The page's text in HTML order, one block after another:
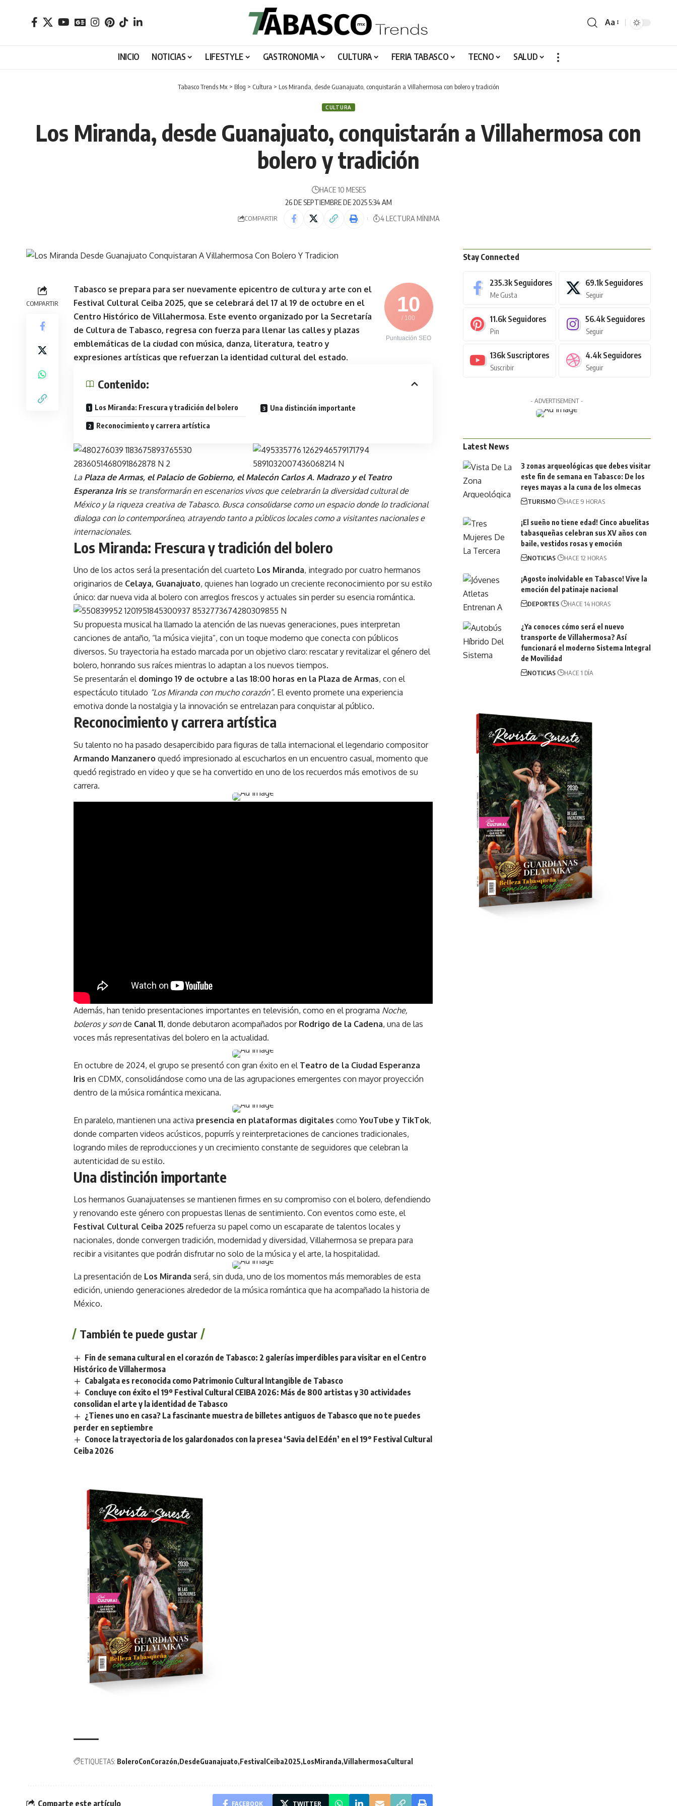
Aa
INICIO NOTICIAS LIFESTYLE GASTRONOMIA CULTURA FERIA TABASCO TECNO SALUD
Tabasco Trends Mx > Blog > Cultura > Los Miranda, desde Guanajuato, conquistarán a Villahermosa con bolero y tradición
CULTURA
Los Miranda, desde Guanajuato, conquistarán a Villahermosa con
bolero y tradición
26 DE SEPTIEMBRE DE 2025 5:34 AM
HACE 10 MESES
COMPARTIR 4 LECTURA MÍNIMA
COMPARTIR 10
/ 100
Puntuación SEO
Tabasco se prepara para ser nuevamente epicentro de cultura y arte con el
Festival Cultural Ceiba 2025, que se celebrará del 17 al 19 de octubre en el
Centro Histórico de Villahermosa. Este evento organizado por la Secretaría
de Cultura de Tabasco, regresa con fuerza para llenar las calles y plazas
emblemáticas de la ciudad con música, danza, literatura, teatro y
expresiones artísticas que refuerzan la identidad cultural del estado.
Contenido:
Los Miranda: Frescura y tradición del bolero
Reconocimiento y carrera artística
Una distinción importante
La Plaza de Armas, el Palacio de Gobierno, el Malecón Carlos A. Madrazo y el Teatro
Esperanza Irisse transformarán en escenarios vivos que celebrarán la diversidad cultural de
México y la riqueza creativa de Tabasco. Busca consolidarse como un espacio donde lo tradicional
dialoga con lo contemporáneo, atrayendo tanto a públicos locales como a visitantes nacionales e
internacionales.
Los Miranda: Frescura y tradición del bolero
Uno de los actos será la presentación del cuarteto Los Miranda, integrado por cuatro hermanos
originarios de Celaya, Guanajuato, quienes han logrado un creciente reconocimiento por su estilo
único: dar nueva vida al bolero con arreglos frescos y actuales sin perder su esencia romántica.
Su propuesta musical ha llamado la atención de las nuevas generaciones, pues interpretan
canciones de antaño, “la música viejita”, con un toque moderno que conecta con públicos
diversos. Su trayectoria ha estado marcada por un objetivo claro: rescatar y revitalizar el género del
bolero, honrando sus raíces mientras lo adaptan a los nuevos tiempos.
Se presentarán el domingo 19 de octubre a las 18:00 horas en la Plaza de Armas, con el
espectáculo titulado “Los Miranda con mucho corazón”. El evento promete una experiencia
emotiva donde la nostalgia y la innovación se entrelazan para conquistar al público.
Reconocimiento y carrera artística
Su talento no ha pasado desapercibido para figuras de talla internacional el legendario compositor
Armando Manzanero quedó impresionado al escucharlos en un encuentro casual, momento que
quedó registrado en video y que se ha convertido en uno de los recuerdos más emotivos de su
carrera.
Además, han tenido presentaciones importantes en televisión, como en el programa Noche,
boleros y sonde Canal 11, donde debutaron acompañados por Rodrigo de la Cadena, una de las
voces más representativas del bolero en la actualidad.
En octubre de 2024, el grupo se presentó con gran éxito en el Teatro de la Ciudad Esperanza
Iris en CDMX, consolidándose como una de las agrupaciones emergentes con mayor proyección
dentro de la música romántica mexicana.
En paralelo, mantienen una activa presencia en plataformas digitales como YouTube y TikTok,
donde comparten videos acústicos, popurrís y reinterpretaciones de canciones tradicionales,
logrando miles de reproducciones y un crecimiento constante de seguidores que celebran la
autenticidad de su estilo.
Una distinción importante
Los hermanos Guanajuatenses se mantienen firmes en su compromiso con el bolero, defendiendo
y renovando este género con propuestas llenas de sentimiento. Con eventos como este, el
Festival Cultural Ceiba 2025 refuerza su papel como un escaparate de talentos locales y
nacionales, donde convergen tradición, modernidad y diversidad, Villahermosa se prepara para
recibir a visitantes que podrán disfrutar no solo de la música y el arte, la hospitalidad.
La presentación de Los Miranda será, sin duda, uno de los momentos más memorables de esta
edición, uniendo generaciones alrededor de la música romántica que ha acompañado la historia de
México.
También te puede gustar
Fin de semana cultural en el corazón de Tabasco: 2 galerías imperdibles para visitar en el Centro
Histórico de Villahermosa
Cabalgata es reconocida como Patrimonio Cultural Intangible de Tabasco
Concluye con éxito el 19º Festival Cultural CEIBA 2026: Más de 800 artistas y 30 actividades
consolidan el arte y la identidad de Tabasco
¿Tienes uno en casa? La fascinante muestra de billetes antiguos de Tabasco que no te puedes
perder en septiembre
Conoce la trayectoria de los galardonados con la presea ‘Savia del Edén’ en el 19° Festival Cultural
Ceiba 2026
ETIQUETAS: BoleroConCorazón DesdeGuanajuato FestivalCeiba2025 LosMiranda VillahermosaCultural
Comparte este artículo FACEBOOK TWITTER
Stay Connected
235.3k Seguidores
Me Gusta
69.1k Seguidores
Seguir
11.6k Seguidores
Pin
56.4k Seguidores
Seguir
136k Suscriptores
Suscribir
4.4k Seguidores
Seguir
- ADVERTISEMENT -
Latest News
3 zonas arqueológicas que debes visitar
este fin de semana en Tabasco: De los
reyes mayas a la cuna de los olmecas
TURISMO HACE 9 HORAS
¡El sueño no tiene edad! Cinco abuelitas
tabasqueñas celebran sus XV años con
baile, vestidos rosas y emoción
NOTICIAS HACE 12 HORAS
¡Agosto inolvidable en Tabasco! Vive la
emoción del patinaje nacional
DEPORTES HACE 14 HORAS
¿Ya conoces cómo será el nuevo
transporte de Villahermosa? Así
funcionará el moderno Sistema Integral
de Movilidad
NOTICIAS HACE 1 DÍA